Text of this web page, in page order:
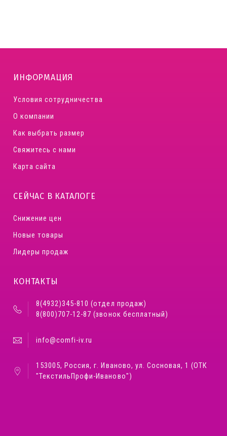
ИНФОРМАЦИЯ
Условия сотрудничества
О компании
Как выбрать размер
Свяжитесь с нами
Карта сайта
СЕЙЧАС В КАТАЛОГЕ
Снижение цен
Новые товары
Лидеры продаж
КОНТАКТЫ
8(4932)345-810 (отдел продаж)
8(800)707-12-87 (звонок бесплатный)
info@comfi-iv.ru
153005, Россия, г. Иваново, ул. Сосновая, 1 (ОТК
"ТекстильПрофи-Иваново")